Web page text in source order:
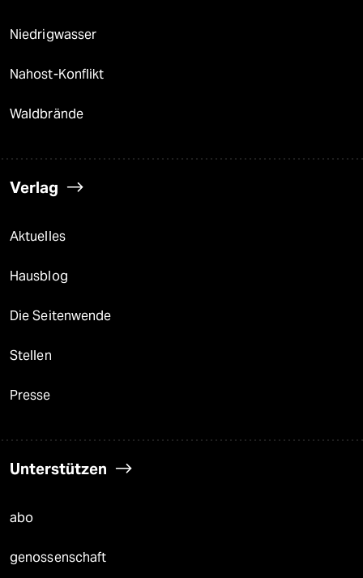
Niedrigwasser
Nahost-Konflikt
Waldbrände
Verlag
Aktuelles
Hausblog
Die Seitenwende
Stellen
Presse
Unterstützen
abo
genossenschaft